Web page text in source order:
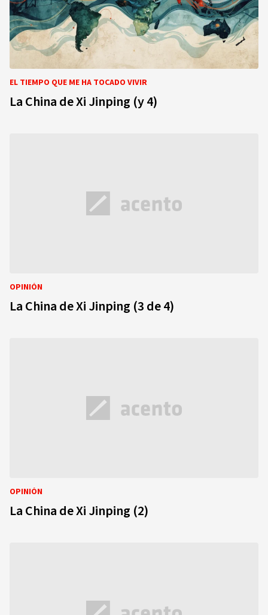
EL TIEMPO QUE ME HA TOCADO VIVIR
La China de Xi Jinping (y 4)
OPINIÓN
La China de Xi Jinping (3 de 4)
OPINIÓN
La China de Xi Jinping (2)